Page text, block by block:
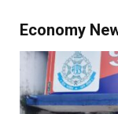
Economy